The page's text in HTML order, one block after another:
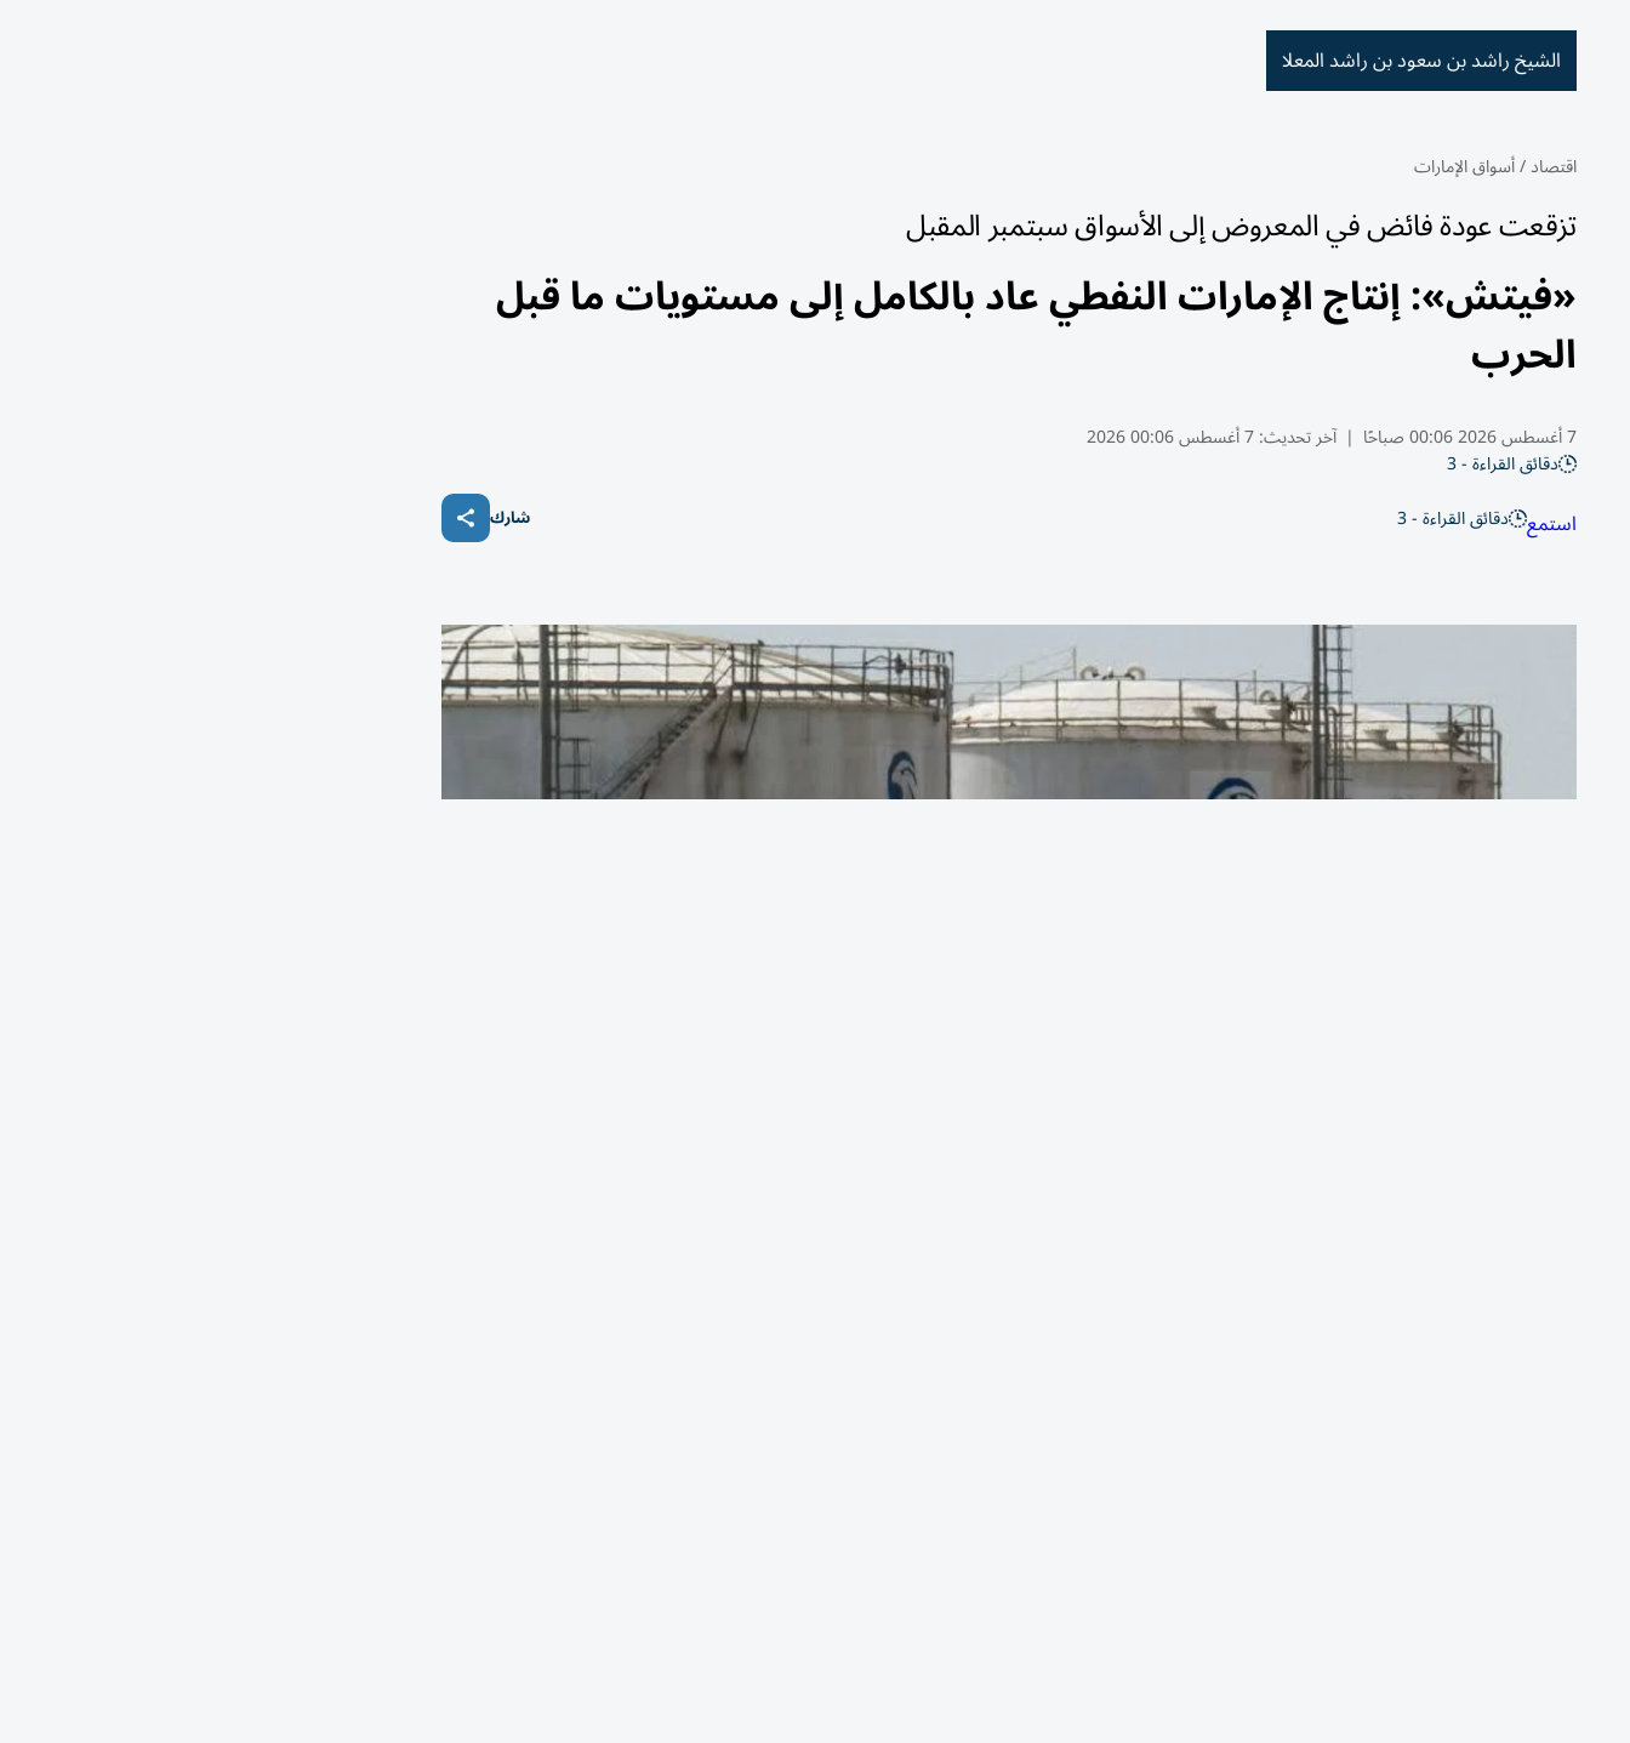
الشيخ راشد بن سعود بن راشد المعلا
اقتصاد/أسواق الإمارات
تزقعت عودة فائض في المعروض إلى الأسواق سبتمبر المقبل
«فيتش»: إنتاج الإمارات النفطي عاد بالكامل إلى مستويات ما قبل
الحرب
7 أغسطس 2026 00:06 صباحًا | آخر تحديث:7 أغسطس 00:06 2026
دقائق القراءة - 3
استمع دقائق القراءة - 3 شارك